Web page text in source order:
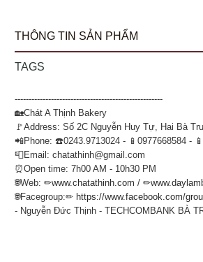
THÔNG TIN SẢN PHẨM
TAGS
-----------------------------------------------------
🏡Chát A Thịnh Bakery
🚩Address: Số 2C Nguyễn Huy Tự, Hai Bà
📲Phone: ☎️0243.9713024 - 📱0977668584 -
📮Email: chatathinh@gmail.com
⏰Open time: 7h00 AM - 10h30 PM
🌐Web: ✏www.chatathinh.com / ✏
🌐Facegroup:✏ https://www.facebook.com/
- Nguyễn Đức Thịnh - TECHCOMBANK BÀ